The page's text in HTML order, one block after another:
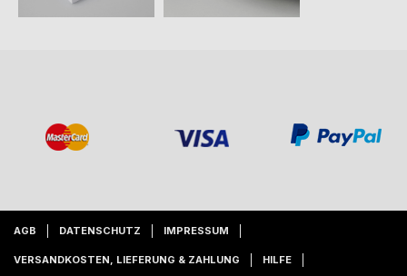
AGB DATENSCHUTZ IMPRESSUM
VERSANDKOSTEN, LIEFERUNG & ZAHLUNG HILFE